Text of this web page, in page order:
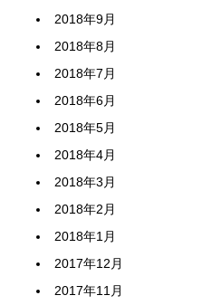
2018年9月
2018年8月
2018年7月
2018年6月
2018年5月
2018年4月
2018年3月
2018年2月
2018年1月
2017年12月
2017年11月